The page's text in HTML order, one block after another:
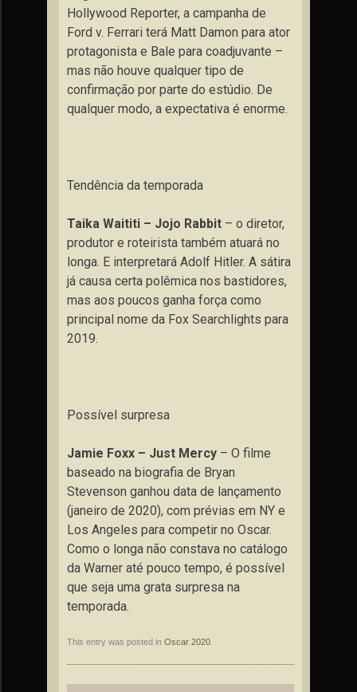
Hollywood Reporter, a campanha de
Ford v. Ferrari terá Matt Damon para ator
protagonista e Bale para coadjuvante –
mas não houve qualquer tipo de
confirmação por parte do estúdio. De
qualquer modo, a expectativa é enorme.
Tendência da temporada
Taika Waititi – Jojo Rabbit – o diretor,
produtor e roteirista também atuará no
longa. E interpretará Adolf Hitler. A sátira
já causa certa polêmica nos bastidores,
mas aos poucos ganha força como
principal nome da Fox Searchlights para
2019.
Possível surpresa
Jamie Foxx – Just Mercy – O filme
baseado na biografia de Bryan
Stevenson ganhou data de lançamento
(janeiro de 2020), com prévias em NY e
Los Angeles para competir no Oscar.
Como o longa não constava no catálogo
da Warner até pouco tempo, é possível
que seja uma grata surpresa na
temporada.
This entry was posted in Oscar 2020